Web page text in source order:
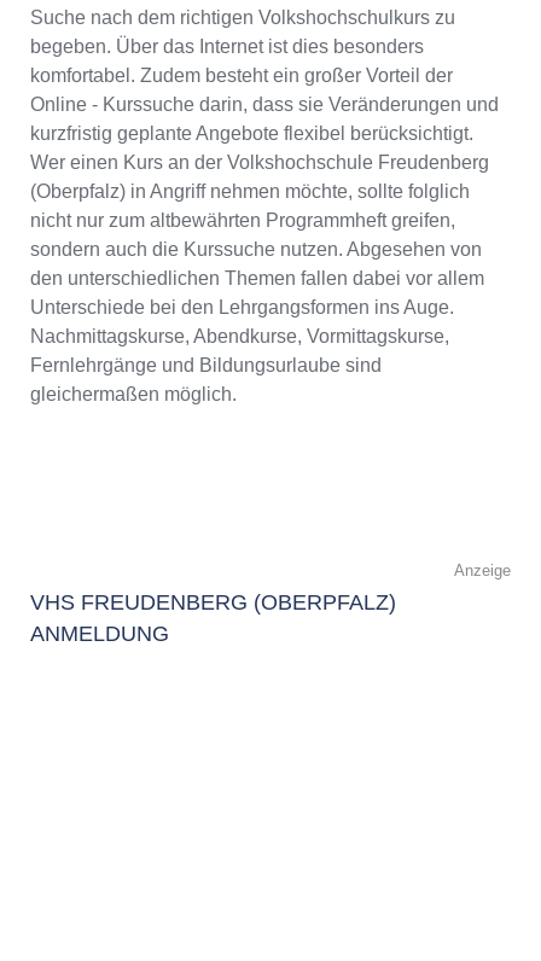
Suche nach dem richtigen Volkshochschulkurs zu
begeben. Über das Internet ist dies besonders
komfortabel. Zudem besteht ein großer Vorteil der
Online - Kurssuche darin, dass sie Veränderungen und
kurzfristig geplante Angebote flexibel berücksichtigt.
Wer einen Kurs an der Volkshochschule Freudenberg
(Oberpfalz) in Angriff nehmen möchte, sollte folglich
nicht nur zum altbewährten Programmheft greifen,
sondern auch die Kurssuche nutzen. Abgesehen von
den unterschiedlichen Themen fallen dabei vor allem
Unterschiede bei den Lehrgangsformen ins Auge.
Nachmittagskurse, Abendkurse, Vormittagskurse,
Fernlehrgänge und Bildungsurlaube sind
gleichermaßen möglich.
Anzeige
VHS FREUDENBERG (OBERPFALZ)
ANMELDUNG